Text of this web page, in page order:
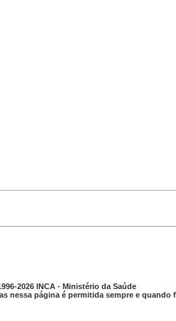
2026 INCA - Ministério da Saúde
nessa página é permitida sempre e quando